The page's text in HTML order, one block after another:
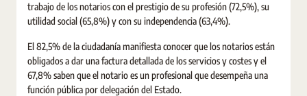
trabajo de los notarios con el prestigio de su profesión (72,5%), su
utilidad social (65,8%) y con su independencia (63,4%).
El 82,5% de la ciudadanía manifiesta conocer que los notarios están
obligados a dar una factura detallada de los servicios y costes y el
67,8% saben que el notario es un profesional que desempeña una
función pública por delegación del Estado.